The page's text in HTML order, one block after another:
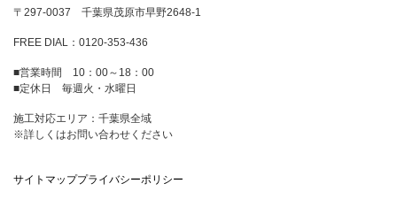
〒297-0037 千葉県茂原市早野2648-1
FREE DIAL：0120-353-436
■営業時間 10：00～18：00
■定休日 毎週火・水曜日
施工対応エリア：千葉県全域
※詳しくはお問い合わせください
サイトマッププライバシーポリシー